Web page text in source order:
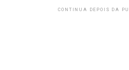
CONTINUA DEPOIS DA